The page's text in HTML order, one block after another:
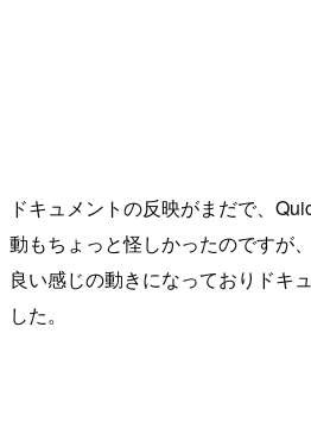
ドキュメントの反映がまだで、
動もちょっと怪しかったのですが
良い感じの動きになっておりドキ
した。